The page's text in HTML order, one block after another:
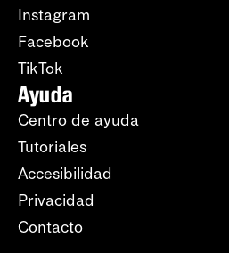
Instagram
Facebook
TikTok
Ayuda
Centro de ayuda
Tutoriales
Accesibilidad
Privacidad
Contacto